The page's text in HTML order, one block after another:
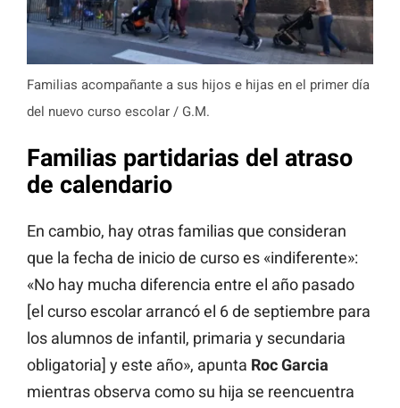
Familias acompañante a sus hijos e hijas en el primer día
del nuevo curso escolar / G.M.
Familias partidarias del atraso
de calendario
En cambio, hay otras familias que consideran
que la fecha de inicio de curso es «indiferente»:
«No hay mucha diferencia entre el año pasado
[el curso escolar arrancó el 6 de septiembre para
los alumnos de infantil, primaria y secundaria
obligatoria] y este año», apunta Roc Garcia
mientras observa como su hija se reencuentra